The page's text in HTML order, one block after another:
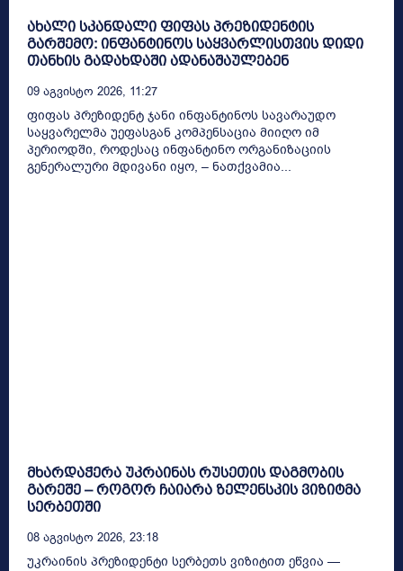
ახალი სკანდალი ფიფას პრეზიდენტის
გარშემო: ინფანტინოს საყვარლისთვის დიდი
თანხის გადახდაში ადანაშაულებენ
09 Აგვისტო 2026, 11:27
ფიფას პრეზიდენტ ჯანი ინფანტინოს სავარაუდო
საყვარელმა უეფასგან კომპენსაცია მიიღო იმ
პერიოდში, როდესაც ინფანტინო ორგანიზაციის
გენერალური მდივანი იყო, – ნათქვამია...
მხარდაჭერა უკრაინას რუსეთის დაგმობის
გარეშე – როგორ ჩაიარა ზელენსკის ვიზიტმა
სერბეთში
08 Აგვისტო 2026, 23:18
უკრაინის პრეზიდენტი სერბეთს ვიზიტით ეწვია —